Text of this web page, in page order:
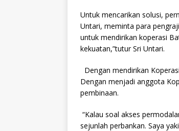
Untuk mencarikan solusi,
Untari, meminta para
untuk mendirikan koperasi
kekuatan,”tutur Sri Untari.
Dengan mendirikan
Dengan menjadi anggota
pembinaan.
“Kalau soal akses
sejunlah perbankan. Saya